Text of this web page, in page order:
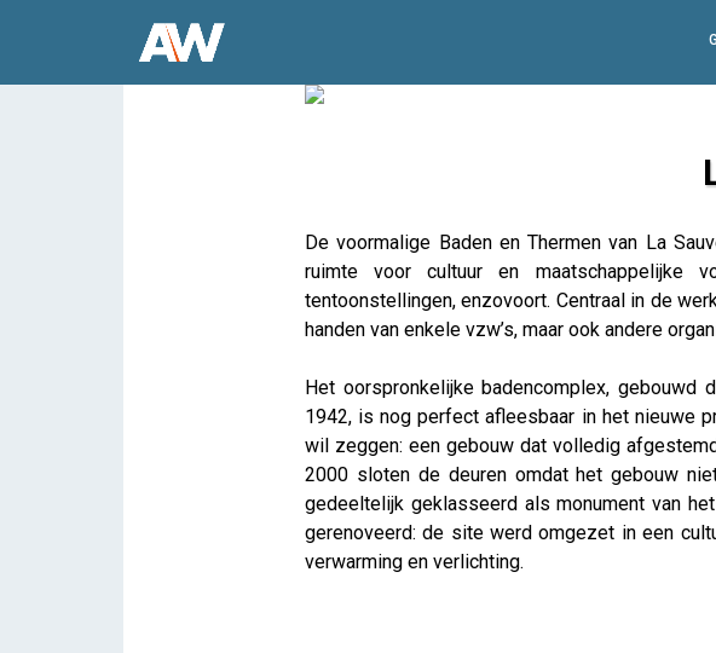
iris
De voormalige Baden en Thermen van La
ruimte voor cultuur en maatschappelijke
tentoonstellingen, enzovoort. Centraal in de
handen van enkele vzw’s, maar ook andere
Het oorspronkelijke badencomplex, gebouwd
1942, is nog perfect afleesbaar in het nieuwe
wil zeggen: een gebouw dat volledig
2000 sloten de deuren omdat het gebouw
gedeeltelijk geklasseerd als monument van
gerenoveerd: de site werd omgezet in een
verwarming en verlichting.